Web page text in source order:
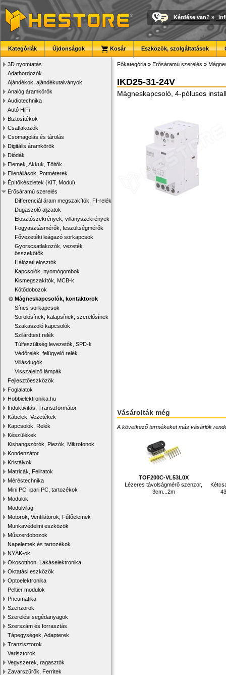
Kérdése van? »
Kategóriák Újdonságok Kosár Eszközök, szolgáltatások
3D nyomtatás
Adathordozók
Ajándékok, ajándékutalványok
Analóg áramkörök
Audiotechnika
Autó HiFi
Biztosítékok
Csatlakozók
Csomagolás és tárolás
Digitális áramkörök
Diódák
Elemek, Akkuk, Töltők
Ellenállások, Potméterek
Építőkészletek (KIT, Modul)
Erősáramú szerelés
Differenciál áram megszakítók, FI-relék
Dugaszoló aljzatok
Elosztószekrények, villanyszekrények
Fogyasztásmérők, feszültségmérők
Fővezetéki leágazó sorkapcsok
Gyorscsatlakozók, vezeték
összekötők
Hálózati elosztók
Kapcsolók, nyomógombok
Kismegszakítók, MCB-k
Kötődobozok
Mágneskapcsolók, kontaktorok
Sínes sorkapcsok
Sorolósínek, kalapsínek, szerelősínek
Szakaszoló kapcsolók
Szilárdtest relék
Túlfeszültség levezetők, SPD-k
Védőrelék, felügyelő relék
Villásdugók
Visszajelző lámpák
Fejlesztőeszközök
Foglalatok
Hobbielektronika.hu
Induktivitás, Transzformátor
Kábelek, Vezetékek
Kapcsolók, Relék
Készülékek
Kishangszórók, Piezók, Mikrofonok
Kondenzátor
Kristályok
Matricák, Feliratok
Méréstechnika
Mini PC, ipari PC, tartozékok
Modulok
Modulvilág
Motorok, Ventilátorok, Fűtőelemek
Munkavédelmi eszközök
Műszerdobozok
Napelemek és tartozékok
NYÁK-ok
Okosotthon, Lakáselektronika
Oktatási eszközök
Optoelektronika
Peltier modulok
Pneumatika
Szenzorok
Szerelési segédanyagok
Szerszám és forrasztás
Tápegységek, Adapterek
Tranzisztorok
Varisztorok
Vegyszerek, ragasztók
Zavarszűrők, Ferritek
Főkategória » Erősáramú szerelés »
IKD25-31-24V
Mágneskapcsoló, 4-pólusos
Vásárolták még
A következő termékeket más vásárlók
TOF200C-VL53L0X
Lézeres távolságmérő szenzor,
3cm...2m